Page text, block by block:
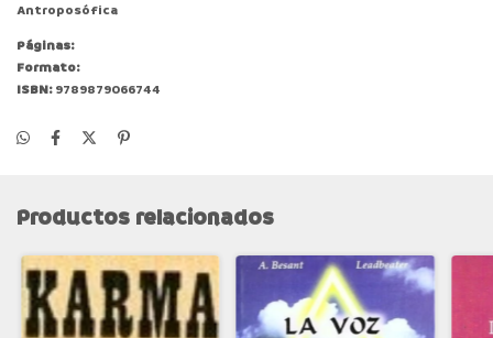
Antroposófica
Páginas:
Formato:
ISBN:9789879066744
Productos relacionados